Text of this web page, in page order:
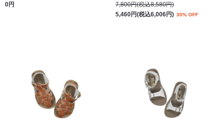
0円
7,800円(税込8,580円)
5,460円(税込6,006円) 30% OFF